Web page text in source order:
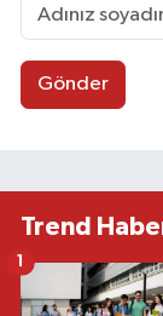
Gönder
Trend
1